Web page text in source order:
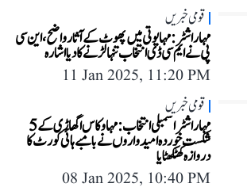
قومی خبریں
مہاراشٹر: مہایوتی میں پھوٹ کے آثار واضح، این سی
پی نے ایم سی ڈی انتخاب تنہا لڑنے کا دیا اشارہ
11 Jan 2025, 11:20 PM
قومی خبریں
مہاراشٹر اسمبلی انتخاب: مہا وکاس اگھاڑی کے 5
شکست خوردہ امیدواروں نے بامبے ہائی کورٹ کا
دروازہ کھٹکھٹایا
08 Jan 2025, 10:40 PM